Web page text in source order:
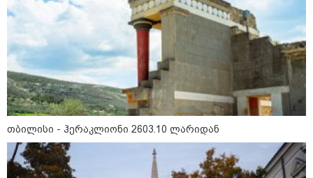
თბილისი - ბუდაპეშტი 1049.00
ლარიდან
თბილისი - რომი 1316.70 ლარიდან
თბილისი - ჰერაკლიონი 2603.10 ლარიდან